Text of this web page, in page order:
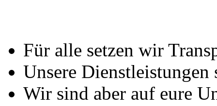
Für alle setzen wir
Unsere Dienstleistungen
Wir sind aber auf eure